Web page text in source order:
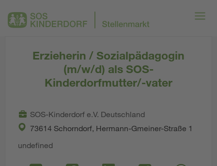
Erzieherin / Sozialpädagogin
(m/w/d) als SOS-
Kinderdorfmutter/-vater
SOS-Kinderdorf e.V. Deutschland
73614 Schorndorf, Hermann-Gmeiner-Straße 1
undefined